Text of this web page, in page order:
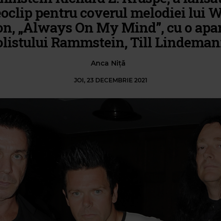
pentru coverul melodiei lui
„Always On My Mind”, cu o
Rammstein, Till
Anca Niță
JOI, 23 DECEMBRIE 2021